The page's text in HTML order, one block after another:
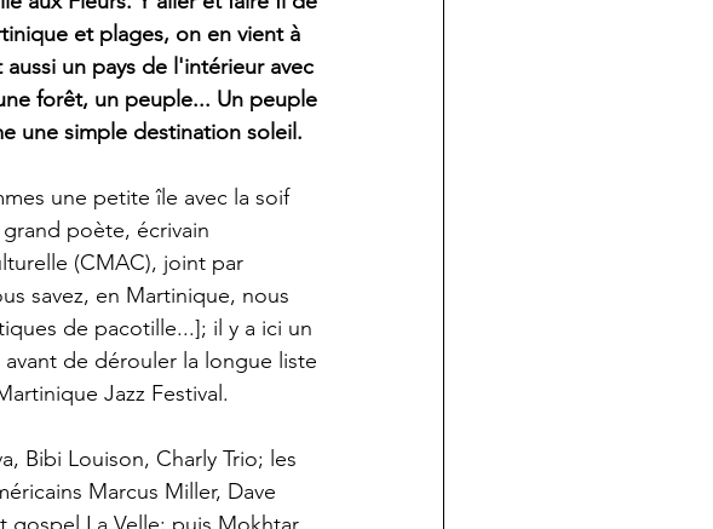
et plages, on en vient à
un pays de l'intérieur avec
forêt, un peuple... Un peuple
une simple destination soleil.
une petite île avec la soif
poète, écrivain
(CMAC), joint par
savez, en Martinique, nous
de pacotille...]; il y a ici un
de dérouler la longue liste
Jazz Festival.
Bibi Louison, Charly Trio; les
Marcus Miller, Dave